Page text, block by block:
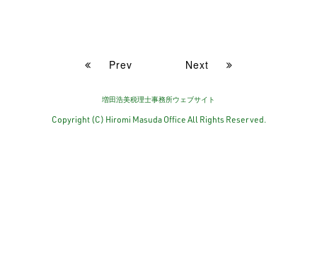
Prev Next
増田浩美税理士事務所ウェブサイト
Copyright (C) Hiromi Masuda Office All Rights Reserved.